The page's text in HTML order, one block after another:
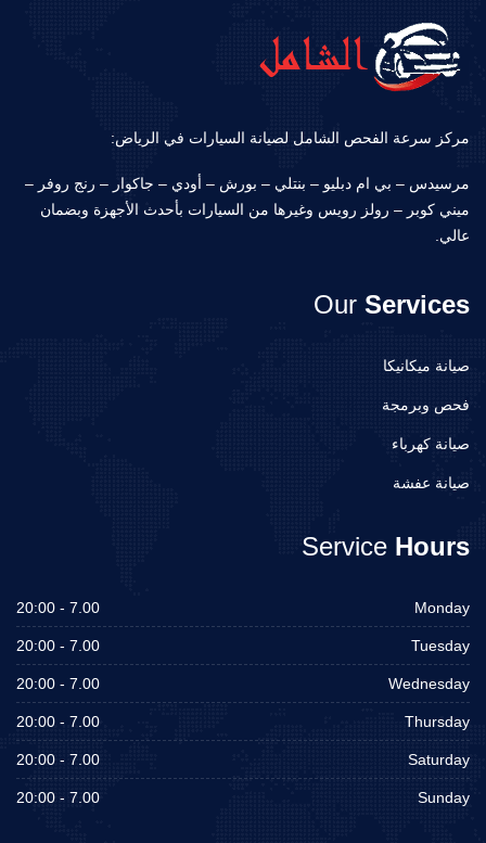
مركز سرعة الفحص الشامل لصيانة السيارات في الرياض:
مرسيدس – بي ام دبليو – بنتلي – بورش – أودي – جاكوار – رنج روفر –
ميني كوبر – رولز رويس وغيرها من السيارات بأحدث الأجهزة وبضمان
عالي.
Our Services
صيانة ميكانيكا
فحص وبرمجة
صيانة كهرباء
صيانة عفشة
Service Hours
Monday
7.00 - 20:00
Tuesday
7.00 - 20:00
Wednesday
7.00 - 20:00
Thursday
7.00 - 20:00
Saturday
7.00 - 20:00
Sunday
7.00 - 20:00